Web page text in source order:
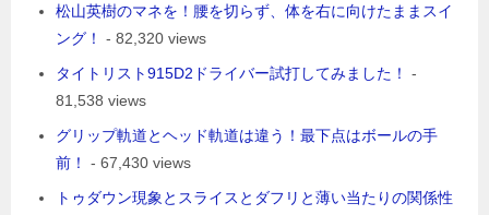
松山英樹のマネを！腰を切らず、体を右に向けたままスイ
ング！
- 82,320 views
タイトリスト915D2ドライバー試打してみました！
-
81,538 views
グリップ軌道とヘッド軌道は違う！最下点はボールの手
前！
- 67,430 views
トゥダウン現象とスライスとダフリと薄い当たりの関係性